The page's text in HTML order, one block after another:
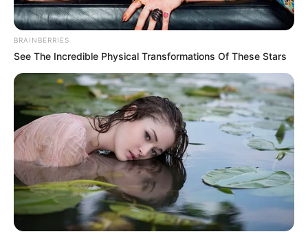
en las jornadas de movilización del 28 y 29 de mayo de
2025", sostuvo la entidad en su momento a través de un
COMPARTIR
ALERTA BOGOTÁ EN GOOGLE NEWS
TEMAS RELACIONADOS
PROFESORES MAESTROS
DOCENTES
PARO DE MAESTROS
BRAINBERRIES
See The Incredible Physical Transformations Of These Stars